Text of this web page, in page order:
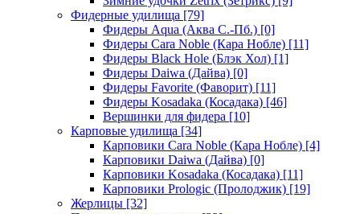
Фидерные удилища [79]
Фидеры Aqua (Аква С.-Пб.) [0]
Фидеры Cara Noble (Кара Нобле) [11]
Фидеры Black Hole (Блэк Хол) [1]
Фидеры Daiwa (Дайва) [0]
Фидеры Favorite (Фаворит) [11]
Фидеры Kosadaka (Косадака) [46]
Вершинки для фидера [10]
Карповые удилища [34]
Карповики Cara Noble (Кара Нобле) [4]
Карповики Daiwa (Дайва) [0]
Карповики Kosadaka (Косадака) [11]
Карповики Prologic (Пролоджик) [19]
Жерлицы [32]